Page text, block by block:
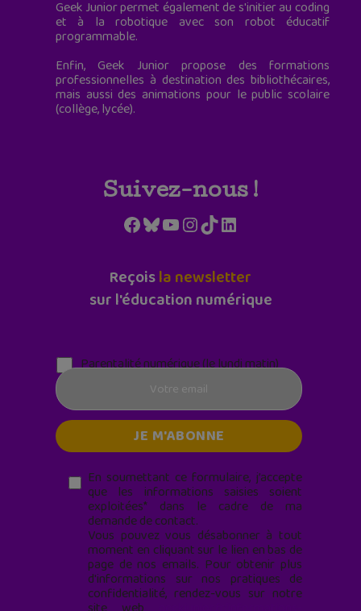
Geek Junior permet également de s'initier au coding
et à la robotique avec son robot éducatif
programmable.
Enfin, Geek Junior propose des formations
professionnelles à destination des bibliothécaires,
mais aussi des animations pour le public scolaire
(collège, lycée).
Suivez-nous !
Facebook
Bluesky
YouTube
Instagram
TikTokLinkedIn
Reçoisla newsletter
sur l'éducation numérique
Parentalité numérique (le lundi matin)
En soumettant ce formulaire, j’accepte
que les informations saisies soient
exploitées* dans le cadre de ma
demande de contact.
Vous pouvez vous désabonner à tout
moment en cliquant sur le lien en bas de
page de nos emails. Pour obtenir plus
d'informations sur nos pratiques de
confidentialité, rendez-vous sur notre